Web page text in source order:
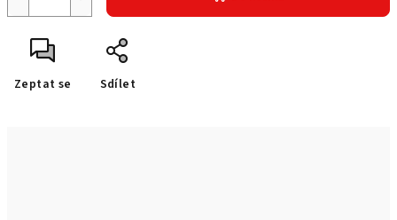
Zeptat se Sdílet